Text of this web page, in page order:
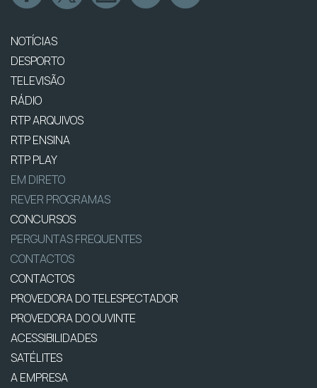
NOTÍCIAS
DESPORTO
TELEVISÃO
RÁDIO
RTP ARQUIVOS
RTP ENSINA
RTP PLAY
EM DIRETO
REVER PROGRAMAS
CONCURSOS
PERGUNTAS FREQUENTES
CONTACTOS
CONTACTOS
PROVEDORA DO TELESPECTADOR
PROVEDORA DO OUVINTE
ACESSIBILIDADES
SATÉLITES
A EMPRESA